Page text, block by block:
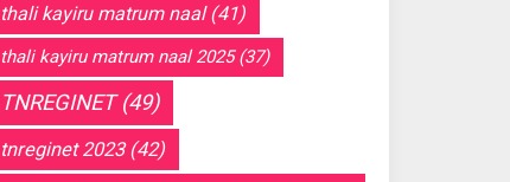
thali kayiru matrum naal(41)
thali kayiru matrum naal 2025(37)
TNREGINET(49)
tnreginet 2023(42)